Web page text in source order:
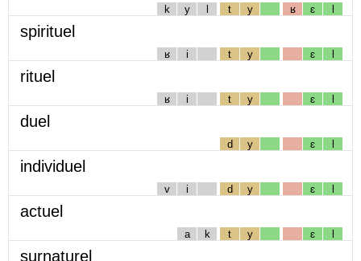
k y l t y ʁ ɛ l
spirituel
ʁ i t y ɛ l
rituel
ʁ i t y ɛ l
duel
d y ɛ l
individuel
v i d y ɛ l
actuel
a k t y ɛ l
surnaturel